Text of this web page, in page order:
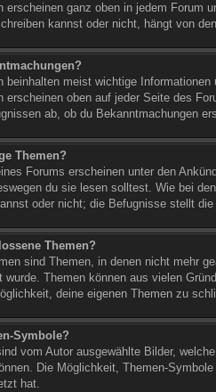
erscheinen ganz oben in jedem Forum
kannst oder nicht, hängt von
beinhalten meist wichtige
erscheinen oben auf jeder Seite des
ab, ob du Bekanntmachungen
Themen?
Forums erscheinen unter den
du sie lesen solltest. Wie bei
oder nicht; die Befugnisse stellt
Themen?
sind Themen, in denen nicht mehr
wurde. Themen können aus vielen
deine eigenen Themen zu
Symbole?
vom Autor ausgewählte Bilder,
Die Möglichkeit, Themen-
hat.